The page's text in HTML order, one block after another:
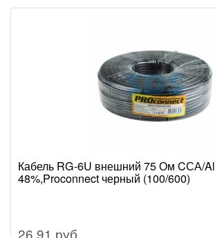
Кабель RG-6U внешний 75 Ом CСА/Al
48%,Proconnect черный (100/600)
26.91 руб.